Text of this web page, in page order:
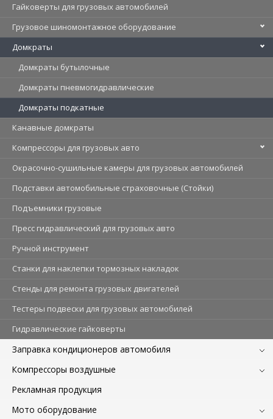
Гайковерты для грузовых автомобилей
Грузовое шиномонтажное оборудование
Домкраты
Домкраты бутылочные
Домкраты пневмогидравлические
Домкраты подкатные
Канавные домкраты
Компрессоры для грузовых авто
Окрасочно-сушильные камеры для грузовых автомобилей
Подставки автомобильные страховочные (Стойки)
Подъемники грузовые
Пресс гидравлический для грузовых авто
Ручной инструмент
Станки для наклепки тормозных накладок
Стенды для ремонта грузовых двигателей
Тестеры подвески для грузовых автомобилей
Гидравлические гайковерты
Заправка кондиционеров автомобиля
Компрессоры воздушные
Рекламная продукция
Мото оборудование